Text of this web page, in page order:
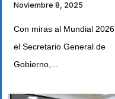
Noviembre 8, 2025
Con miras al Mundial 2026,
el Secretario General de
Gobierno,...